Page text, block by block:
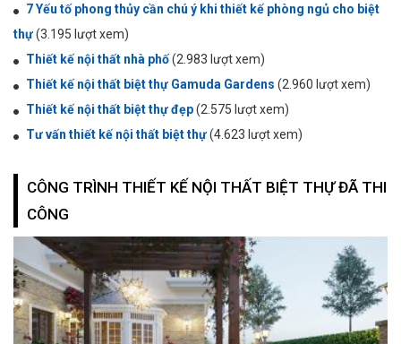
7 Yếu tố phong thủy cần chú ý khi thiết kế phòng ngủ cho biệt
thự(3.195 lượt xem)
Thiết kế nội thất nhà phố(2.983 lượt xem)
Thiết kế nội thất biệt thự Gamuda Gardens (2.960 lượt xem)
Thiết kế nội thất biệt thự đẹp(2.575 lượt xem)
Tư vấn thiết kế nội thất biệt thự(4.623 lượt xem)
CÔNG TRÌNH THIẾT KẾ NỘI THẤT BIỆT THỰ ĐÃ THI
CÔNG